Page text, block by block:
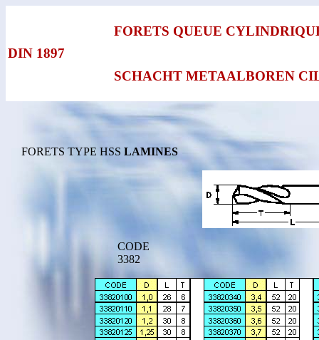
DIN 1897
FORETS QUEUE
SCHACHT METAALBOREN
FORETS TYPE HSS LAMINES
CODE
3382